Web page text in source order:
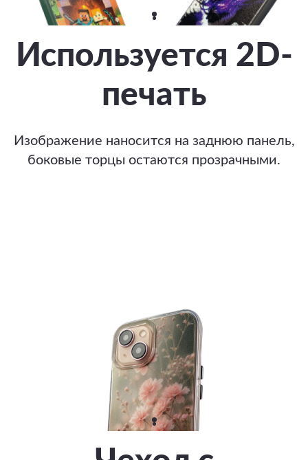
Используется 2D-
печать
Изображение наносится на заднюю панель,
боковые торцы остаются прозрачными.